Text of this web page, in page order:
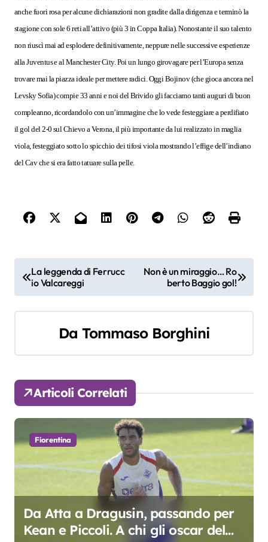
anche fuori rosa per alcune dichiarazioni non gradite dalla dirigenza e terminò la
stagione con sole 6 reti all’attivo (più 3 in Coppa Italia). Nonostante il suo talento
non riuscì mai ad esplodere definitivamente, neppure nelle successive esperienze
alla Juventus e al Manchester City. Poi un lungo girovagare per l’Europa senza
trovare mai la piazza ideale per mettere radici. Oggi Bojinov (che gioca ancora nel
Levsky Sofia) compie 33 anni e noi del Brivido gli facciamo tanti auguri di buon
compleanno, ricordandolo con un’immagine che lo vede festeggiare a perdifiato
il gol del 2-0 sul Chievo a Verona, il più importante da lui realizzato in maglia
viola, festeggiato sotto lo spicchio dei tifosi viola mostrando l’effige dell’indiano
del Cav che si era fatto tatuare sulla pelle.
N
a
v
a
z
i
o
n
La leggenda di Ferrucc
io Valcareggi
Non è un miraggio… Ro
berto Baggio gol!
Da Tommaso Borghini
Articoli Correlati
Fiorentina
Da Atta a Dragusin, passando per
Kean e Piccoli. A chi gli oscar del